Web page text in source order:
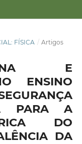
FÍSICA / Artigos
E
ENSINO
PARA A
DO
DA